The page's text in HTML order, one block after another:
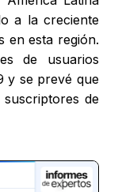
a la creciente
en esta región.
de usuarios
y se prevé que
de